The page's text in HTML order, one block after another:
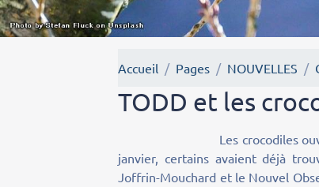
Accueil Pages NOUVELLES
TODD et les
Les crocodiles ouvrent à
janvier, certains avaient déjà
Joffrin-Mouchard et le Nouvel